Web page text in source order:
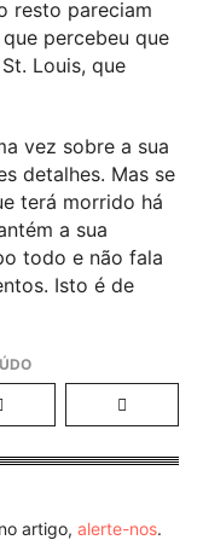
resto pareciam
que percebeu que
Louis, que
vez sobre a sua
detalhes. Mas se
terá morrido há
a sua
todo e não fala
Isto é de
artigo, alerte-nos.